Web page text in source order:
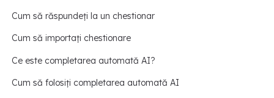
Cum să răspundeți la un chestionar
Cum să importați chestionare
Ce este completarea automată AI?
Cum să folosiți completarea automată AI